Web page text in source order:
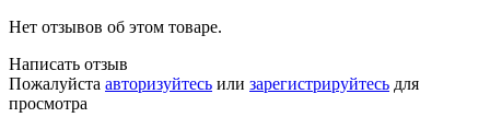
Нет отзывов об этом товаре.
Написать отзыв
Пожалуйста авторизуйтесь или зарегистрируйтесь для
просмотра